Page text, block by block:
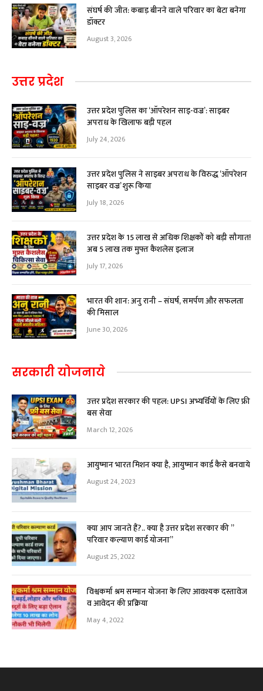
संघर्ष की जीत: कबाड़ बीनने वाले परिवार का बेटा बनेगा
डॉक्टर
August 3, 2026
उत्तर प्रदेश
उत्तर प्रदेश पुलिस का ‘ऑपरेशन साइ-वज्र’: साइबर
अपराध के खिलाफ बड़ी पहल
July 24, 2026
उत्तर प्रदेश पुलिस ने साइबर अपराध के विरुद्ध ‘ऑपरेशन
साइबर वज्र’ शुरू किया
July 18, 2026
उत्तर प्रदेश के 15 लाख से अधिक शिक्षकों को बड़ी सौगात!
अब ₹5 लाख तक मुफ्त कैशलेस इलाज
July 17, 2026
भारत की शान: अनु रानी – संघर्ष, समर्पण और सफलता
की मिसाल
June 30, 2026
सरकारी योजनाये
उत्तर प्रदेश सरकार की पहल: UPSI अभ्यर्थियों के लिए फ्री
बस सेवा
March 12, 2026
आयुष्मान भारत मिशन क्या है, आयुष्मान कार्ड कैसे बनवाये
August 24, 2023
क्या आप जानते हैं?.. क्या है उत्तर प्रदेश सरकार की ”
परिवार कल्याण कार्ड योजना”
August 25, 2022
विश्वकर्मा श्रम सम्मान योजना के लिए आवश्यक दस्तावेज
व आवेदन की प्रक्रिया
May 4, 2022